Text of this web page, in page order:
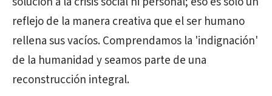
reflejo de la manera creativa que el ser humano
rellena sus vacíos. Comprendamos la 'indignación'
de la humanidad y seamos parte de una
reconstrucción integral.